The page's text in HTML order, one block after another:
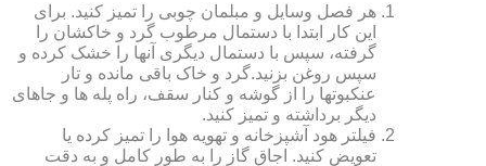
هر فصل وسایل و مبلمان چوبی را تمیز کنید. برای
این کار ابتدا با دستمال مرطوب گرد و خاک‏شان را
گرفته، سپس با دستمال دیگری آنها را خشک کرده و
سپس روغن بزنید.گرد و خاک باقی مانده و تار
عنکبوت‏ها را از گوشه و کنار سقف، راه پله‏ ها و جاهای
دیگر برداشته و تمیز کنید.
فیلتر هود آشپزخانه و تهویه هوا را تمیز کرده یا
تعویض کنید. اجاق گاز را به طور کامل و به دقت